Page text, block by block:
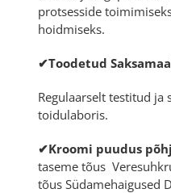
protsesside
hoidmiseks.
✔Toodetud
Regulaarselt testitud
toidulaboris.
✔Kroomi puudus
taseme tõus
tõus Südamehaigused